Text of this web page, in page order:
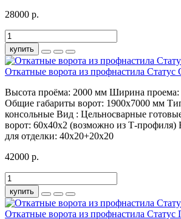
28000 р.
купить
Откатные ворота из профнастила Статус
Высота проёма: 2000 мм Ширина проема:
Общие габариты ворот: 1900х7000 мм
консольные Вид : Цельносварные
ворот: 60х40х2 (возможно из Т-профиля)
для отделки: 40х20+20х20
42000 р.
купить
Откатные ворота из профнастила Статус